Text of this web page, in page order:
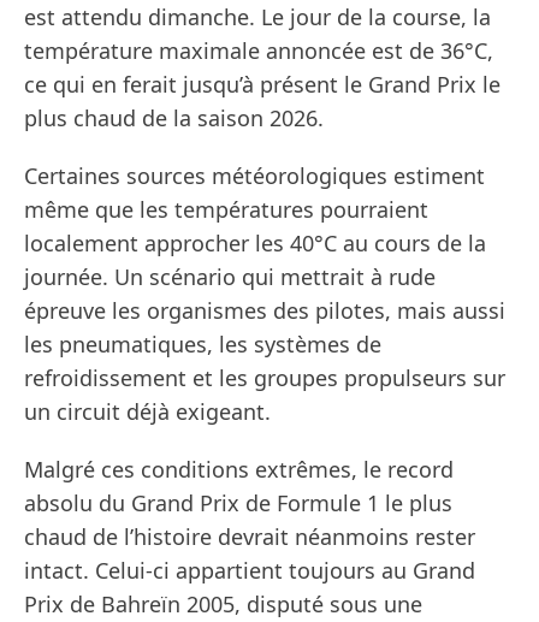
est attendu dimanche. Le jour de la course, la
température maximale annoncée est de 36°C,
ce qui en ferait jusqu’à présent le Grand Prix le
plus chaud de la saison 2026.
Certaines sources météorologiques estiment
même que les températures pourraient
localement approcher les 40°C au cours de la
journée. Un scénario qui mettrait à rude
épreuve les organismes des pilotes, mais aussi
les pneumatiques, les systèmes de
refroidissement et les groupes propulseurs sur
un circuit déjà exigeant.
Malgré ces conditions extrêmes, le record
absolu du Grand Prix de Formule 1 le plus
chaud de l’histoire devrait néanmoins rester
intact. Celui-ci appartient toujours au Grand
Prix de Bahreïn 2005, disputé sous une